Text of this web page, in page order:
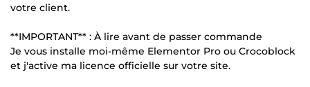
votre client.
**IMPORTANT** : À lire avant de passer commande
Je vous installe moi-même Elementor Pro ou Crocoblock
et j'active ma licence officielle sur votre site.